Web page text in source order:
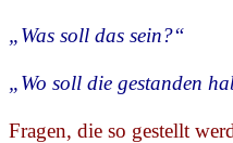
„Was soll das sein?“
„Wo soll die gestanden
Fragen, die so gestellt